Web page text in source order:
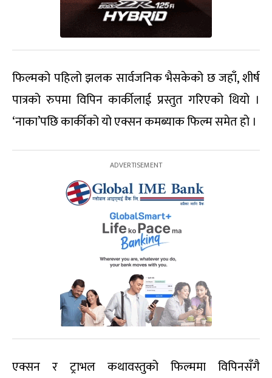
फिल्मको पहिलो झलक सार्वजनिक भैसकेको छ जहाँ, शीर्ष
पात्रको रुपमा विपिन कार्कीलाई प्रस्तुत गरिएको थियो ।
‘नाका’पछि कार्कीको यो एक्सन कमब्याक फिल्म समेत हो ।
एक्सन र ट्राभल कथावस्तुको फिल्ममा विपिनसँगै